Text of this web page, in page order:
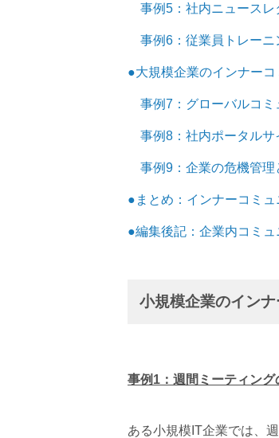
事例5：社内ニュースレ
事例6：従業員トレー
●大規模企業のインナー
事例7：グローバルコ
事例8：社内ポータルサ
事例9：企業の危機管
●まとめ：インナーコミ
●編集後記：企業内コミ
小規模企業のイン
事例1：週間ミーティン
ある小規模IT企業では、